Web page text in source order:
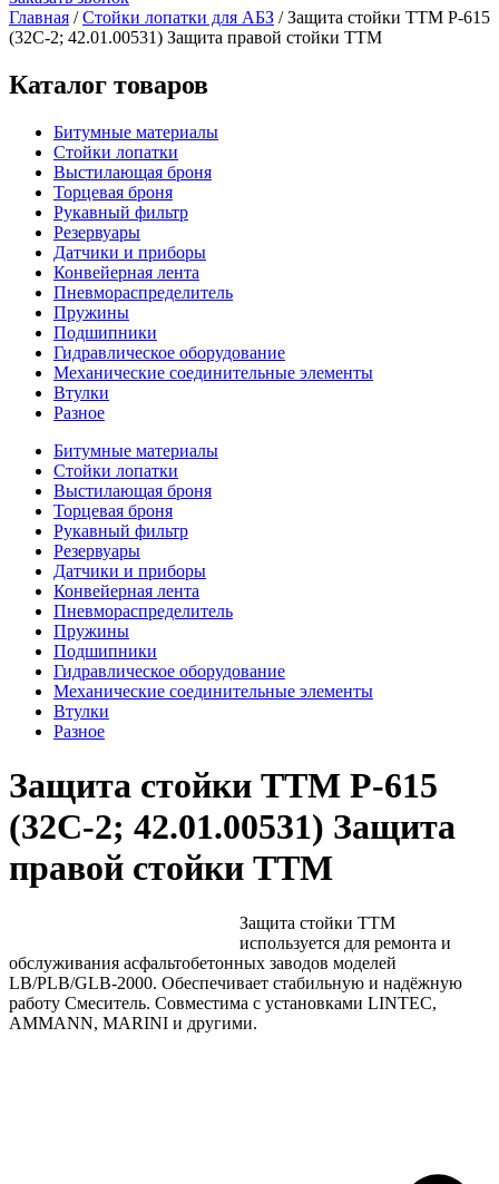
Главная /Стойки лопатки для АБЗ / Защита стойки TTM Р-615
(32C-2; 42.01.00531) Защита правой стойки TTM
Каталог товаров
Битумные материалы
Стойки лопатки
Выстилающая броня
Торцевая броня
Рукавный фильтр
Резервуары
Датчики и приборы
Конвейерная лента
Пневмораспределитель
Пружины
Подшипники
Гидравлическое оборудование
Механические соединительные элементы
Втулки
Разное
Битумные материалы
Стойки лопатки
Выстилающая броня
Торцевая броня
Рукавный фильтр
Резервуары
Датчики и приборы
Конвейерная лента
Пневмораспределитель
Пружины
Подшипники
Гидравлическое оборудование
Механические соединительные элементы
Втулки
Разное
Защита стойки TTM Р-615
(32C-2; 42.01.00531) Защита
правой стойки TTM
Защита стойки TTM
используется для ремонта и
обслуживания асфальтобетонных заводов моделей
LB/PLB/GLB-2000. Обеспечивает стабильную и надёжную
работу Смеситель. Совместима с установками LINTEC,
AMMANN, MARINI и другими.